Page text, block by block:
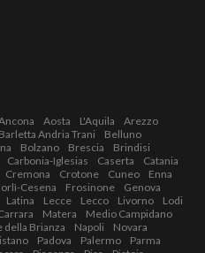
Aosta L'Aquila
Arezzo
Barletta Andria Trani
Belluno
Bolzano Brescia
Brindisi
Carbonia-Iglesias Caserta
Catania
Cremona Crotone Cuneo
Enna
Cesena Frosinone
Genova
Latina Lecce Lecco Livorno
Lodi
Matera
Medio Campidano
della Brianza Napoli
Novara
Padova Palermo
Parma